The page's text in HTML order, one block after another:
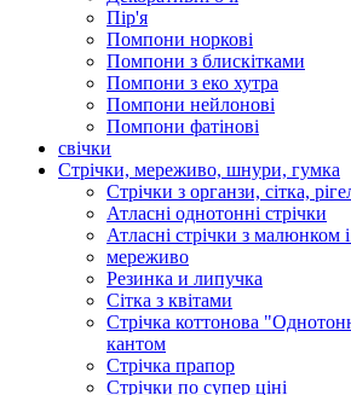
Пір'я
Помпони норкові
Помпони з блискітками
Помпони з еко хутра
Помпони нейлонові
Помпони фатінові
свічки
Стрічки, мереживо, шнури, гумка
Стрічки з органзи, сітка,
Атласні однотонні стрічки
Атласні стрічки з малюнком
мереживо
Резинка и липучка
Сітка з квітами
Стрічка коттонова
кантом
Стрічка прапор
Стрічки по супер ціні